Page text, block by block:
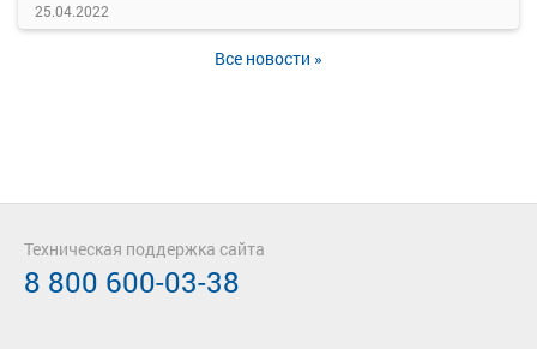
25.04.2022
Все новости »
Техническая поддержка сайта
8 800 600-03-38